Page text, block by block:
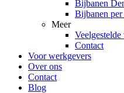
Bijbanen
Bijbanen per
Meer
Veelgestelde
Contact
Voor werkgevers
Over ons
Contact
Blog